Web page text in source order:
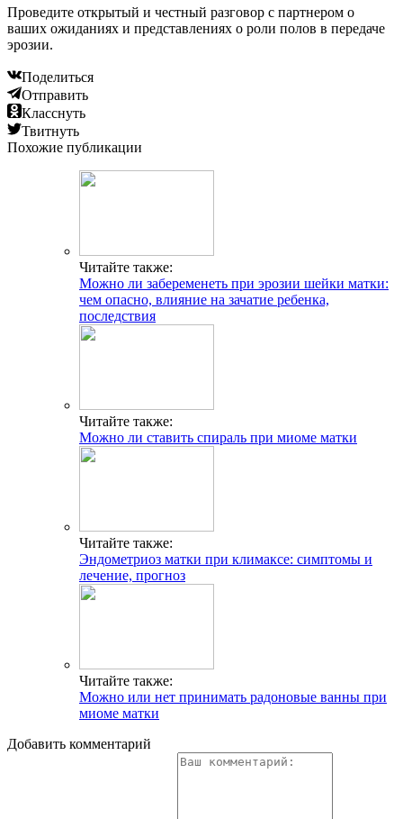
Проведите открытый и честный разговор с партнером о
ваших ожиданиях и представлениях о роли полов в передаче
эрозии.
Поделиться
Отправить
Класснуть
Твитнуть
Похожие публикации
Читайте также:
Можно ли забеременеть при эрозии шейки матки:
чем опасно, влияние на зачатие ребенка,
последствия
Читайте также:
Можно ли ставить спираль при миоме матки
Читайте также:
Эндометриоз матки при климаксе: симптомы и
лечение, прогноз
Читайте также:
Можно или нет принимать радоновые ванны при
миоме матки
Добавить комментарий